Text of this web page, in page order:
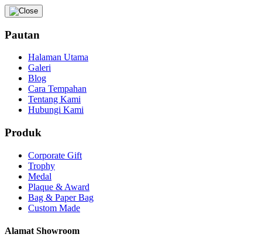
Pautan
Halaman Utama
Galeri
Blog
Cara Tempahan
Tentang Kami
Hubungi Kami
Produk
Corporate Gift
Trophy
Medal
Plaque & Award
Bag & Paper Bag
Custom Made
Alamat Showroom